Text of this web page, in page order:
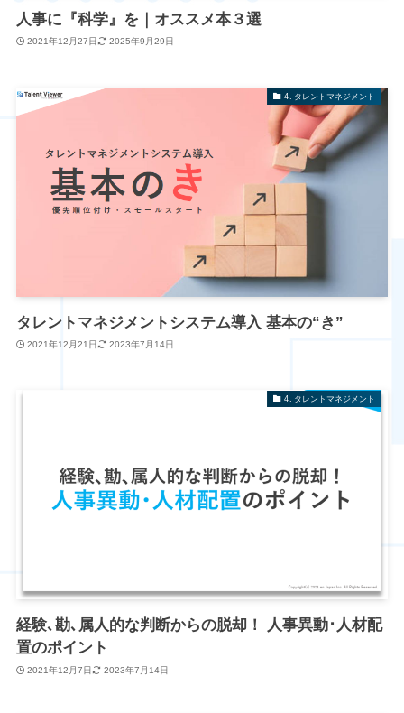
人事に『科学』を｜オススメ本３選
2021年12月27日 2025年9月29日
4. タレントマネジメント
タレントマネジメントシステム導入 基本の“き”
2021年12月21日 2023年7月14日
4. タレントマネジメント
経験､勘､属人的な判断からの脱却！ 人事異動･人材配
置のポイント
2021年12月7日 2023年7月14日